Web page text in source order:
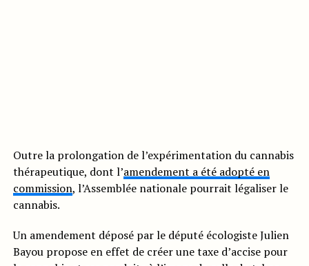
Outre la prolongation de l’expérimentation du cannabis
thérapeutique, dont l’amendement a été adopté en
commission, l’Assemblée nationale pourrait légaliser le
cannabis.
Un amendement déposé par le député écologiste Julien
Bayou propose en effet de créer une taxe d’accise pour